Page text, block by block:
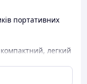
портативних
легкий